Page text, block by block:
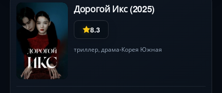
Дорогой Икс (2025)
8.3
триллер, драма•Корея Южная